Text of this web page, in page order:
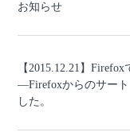
お知らせ
【2015.12.21】
―Firefoxからのサー
した。